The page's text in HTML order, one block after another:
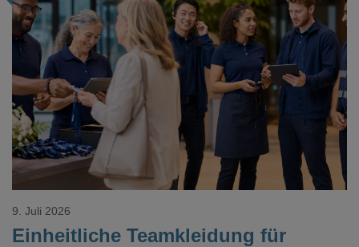
Loading...
Einheitliche Teamkleidung für
9. Juli 2026